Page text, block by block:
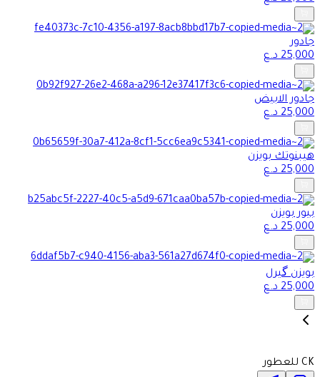
جادور
25,000د.ع
جادور الابيض
25,000د.ع
هيبنوتك بويزن
25,000د.ع
بيور بويزن
25,000د.ع
بويزن گيرل
25,000د.ع
CK للعطور